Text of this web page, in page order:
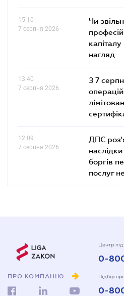
15.10
7 серпня 2026
Чи
нагляд
13.40
7 серпня 2026
З 7
12.09
7 серпня 2026
ДПС
боргів
послуг
ПРО КОМПАНІЮ
Центр
0-
Підбір
0-